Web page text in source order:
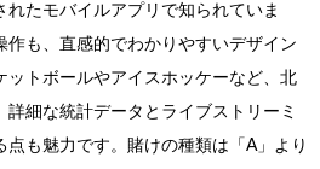
れたモバイルアプリで知られていま
作も、直感的でわかりやすいデザイン
ットボールやアイスホッケーなど、北
細な統計データとライブストリーミ
点も魅力です。賭けの種類は「A」より